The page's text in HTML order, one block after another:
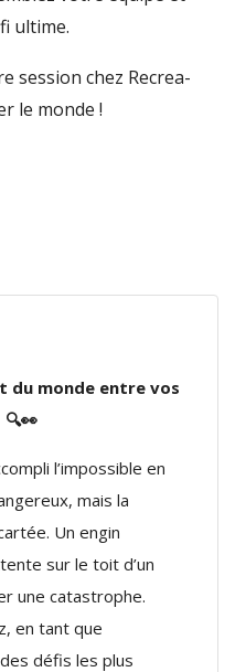
ultime.
session chez Recrea-
le monde !
du monde entre vos
l’impossible en
mais la
Un engin
sur le toit d’un
une catastrophe.
en tant que
défis les plus